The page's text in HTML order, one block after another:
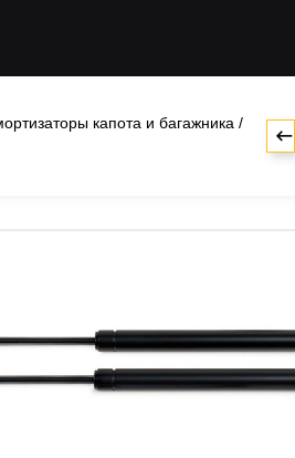
капота и багажника /